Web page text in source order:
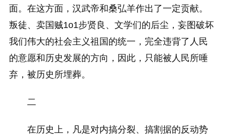
面。在这方面，汉武帝和桑弘羊作出了一定贡献。
叛徒、卖国贼1o1步贤良、文学们的后尘，妄图破坏
我们伟大的社会主义祖国的统一，完全违背了人民
的意愿和历史发展的方向，因此，只能被人民所唾
弃，被历史所埋葬。
二
在历史上，凡是对内搞分裂、搞割据的反动势